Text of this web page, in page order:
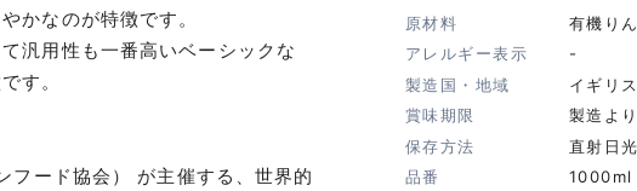
かなのが特徴です。
汎用性も一番高いベーシックな
す。
ード協会） が主催する、世界的
原材料
有機り
アレルギー表示
-
製造国・地域
イギリ
賞味期限
製造よ
保存方法
直射日
品番
1000ml